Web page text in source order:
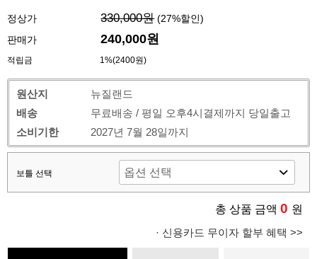
정상가 330,000원 (27%할인)
판매가
240,000원
적립금 1%(2400원)
원산지
뉴질랜드
배송
무료배송 / 평일 오후4시결제까지 당일출고
소비기한
2027년 7월 28일까지
보틀 선택
총 상품 금액 0 원
· 신용카드 무이자 할부 혜택 >>